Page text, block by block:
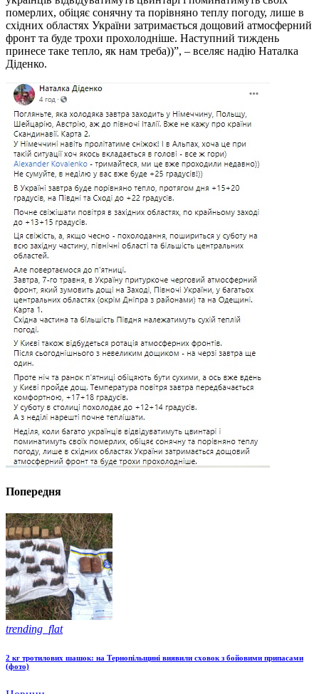
померлих, обіцяє сонячну та порівняно теплу погоду, лише в
східних областях України затримається дощовий атмосферний
фронт та буде трохи прохолодніше. Наступний тиждень
принесе таке тепло, як нам треба))”, – вселяє надію Наталка
Діденко.
Попередня
trending_flat
2 кг тротилових шашок: на Тернопільщині виявили сховок з бойовими припасами
(фото)